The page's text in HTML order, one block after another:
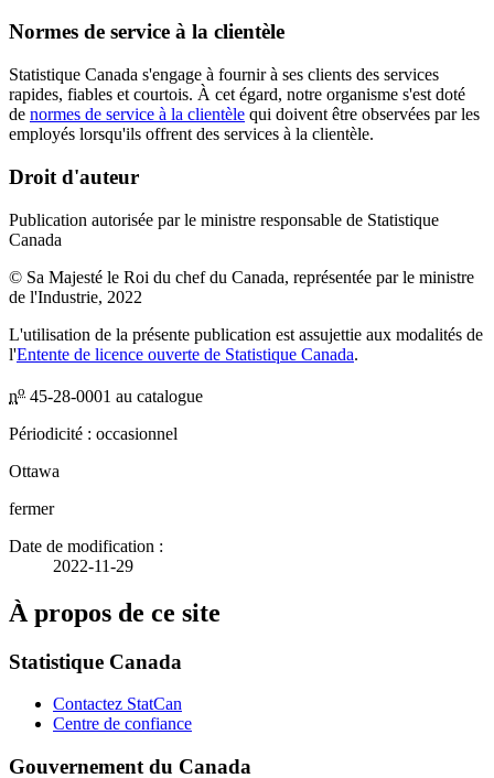
Normes de service à la clientèle
Statistique Canada s'engage à fournir à ses clients des services
rapides, fiables et courtois. À cet égard, notre organisme s'est doté
de normes de service à la clientèle qui doivent être observées par les
employés lorsqu'ils offrent des services à la clientèle.
Droit d'auteur
Publication autorisée par le ministre responsable de Statistique
Canada
© Sa Majesté le Roi du chef du Canada, représentée par le ministre
de l'Industrie, 2022
L'utilisation de la présente publication est assujettie aux modalités de
l'Entente de licence ouverte de Statistique Canada.
no 45-28-0001 au catalogue
Périodicité : occasionnel
Ottawa
fermer
Date de modification :
2022-11-29
À propos de ce site
Statistique Canada
Contactez StatCan
Centre de confiance
Gouvernement du Canada